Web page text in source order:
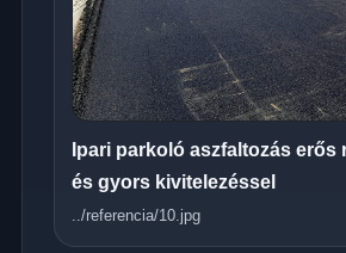
Ipari parkoló aszfaltozás erős
és gyors kivitelezéssel
../referencia/10.jpg